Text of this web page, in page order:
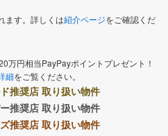
ます。詳しくは紹介ページをご確認くだ
万円相当PayPayポイントプレゼント！
細をご覧ください。
推奨店 取り扱い物件
推奨店 取り扱い物件
推奨店 取り扱い物件